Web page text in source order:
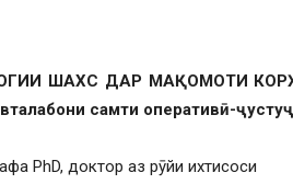
ШАХС ДАР МАҚОМОТИ
самти оперативӣ-
PhD, доктор аз рӯйи ихтисоси